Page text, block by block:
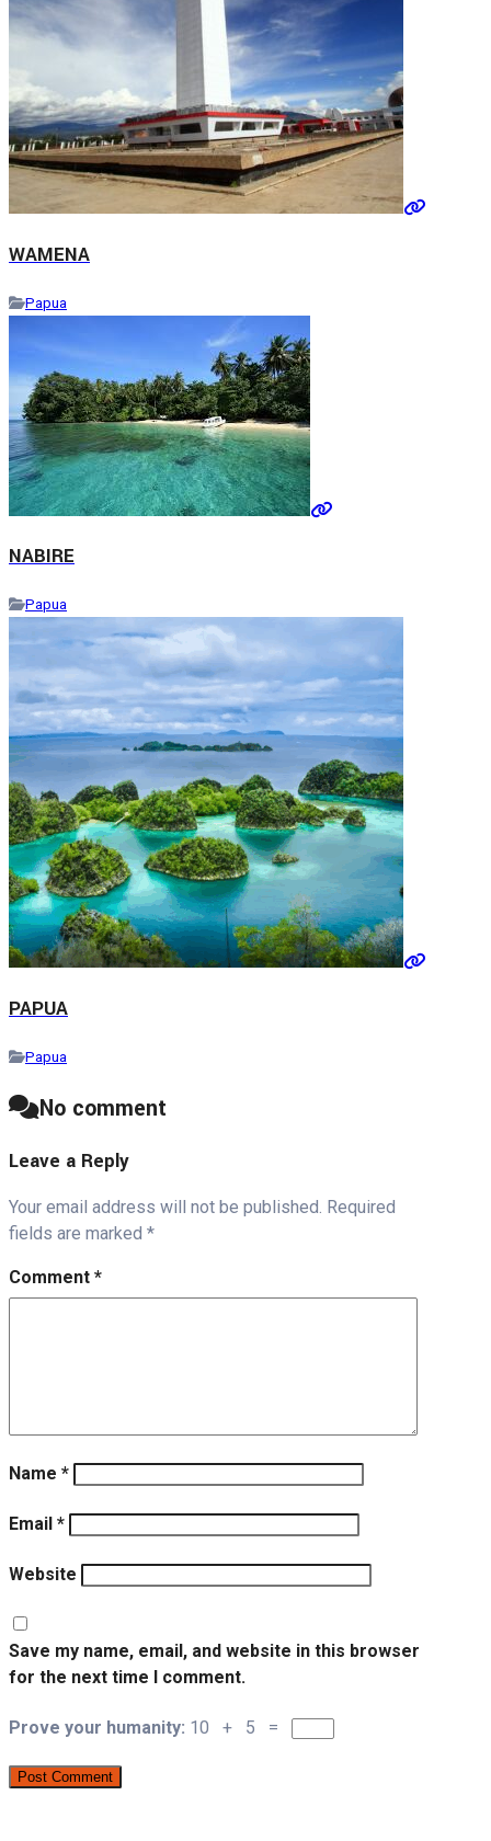
WAMENA
Papua
NABIRE
Papua
PAPUA
Papua
No comment
Leave a Reply
Your email address will not be published. Required
fields are marked *
Comment *
Name *
Email *
Website
Save my name, email, and website in this browser
for the next time I comment.
Prove your humanity: 10 + 5 =